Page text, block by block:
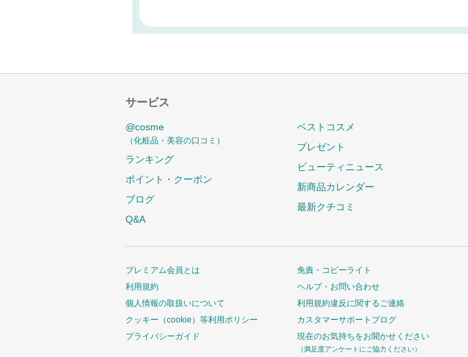
サービス
@cosme
（化粧品・美容の口コミ）
ランキング
ポイント・クーポン
ブログ
Q&A
ベストコスメ
プレゼント
ビューティニュース
新商品カレンダー
最新クチコミ
プレミアム会員とは
利用規約
個人情報の取扱いについて
クッキー（cookie）等利用ポリシー
プライバシーガイド
免責・コピーライト
ヘルプ・お問い合わせ
利用規約違反に関するご連絡
カスタマーサポートブログ
現在のお気持ちをお聞かせください
（満足度アンケートにご協力ください）